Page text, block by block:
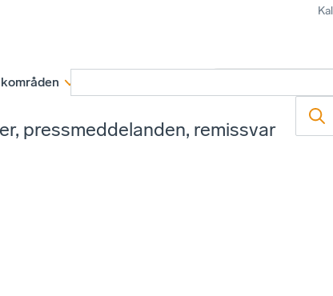
pressmeddelanden, remissvar